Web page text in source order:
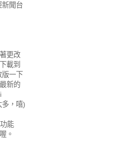
新聞台
更改
載到
版一下
新的
多，嘻)
能
。